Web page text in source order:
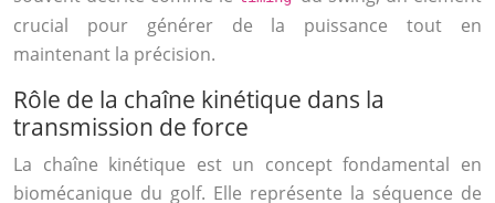
crucial pour générer de la puissance tout en
maintenant la précision.
Rôle de la chaîne kinétique dans la
transmission de force
La chaîne kinétique est un concept fondamental en
biomécanique du golf. Elle représente la séquence de